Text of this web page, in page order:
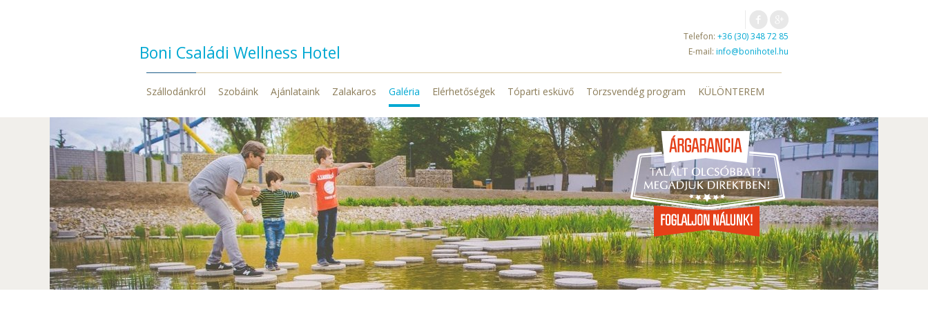
Boni Családi Wellness Hotel
Telefon: +36 (30) 348 72 85
E-mail: info@bonihotel.hu
Szállodánkról Szobáink Ajánlataink Zalakaros Galéria Elérhetőségek Tóparti esküvő Törzsvendég program KÜLÖNTEREM